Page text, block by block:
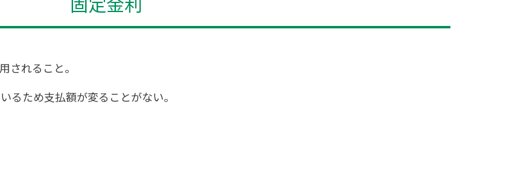
されること。
るため支払額が変ることがない。